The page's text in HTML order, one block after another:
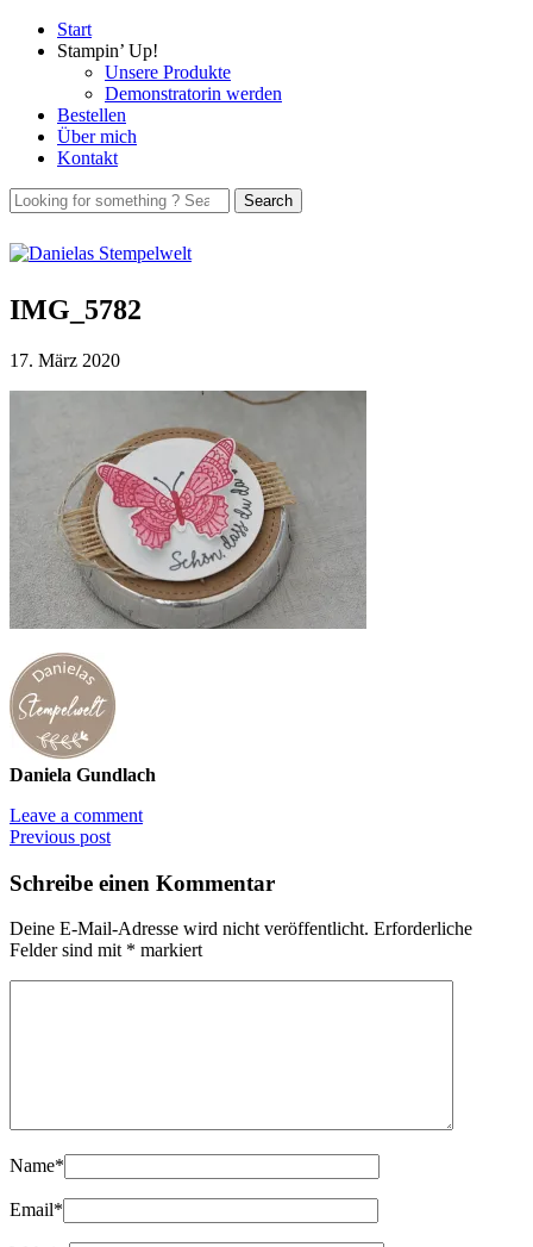
Start
Stampin’ Up!
Unsere Produkte
Demonstratorin werden
Bestellen
Über mich
Kontakt
IMG_5782
17. März 2020
Daniela Gundlach
Leave a comment
Previous post
Schreibe einen Kommentar
Deine E-Mail-Adresse wird nicht veröffentlicht. Erforderliche
Felder sind mit * markiert
Name*
Email*